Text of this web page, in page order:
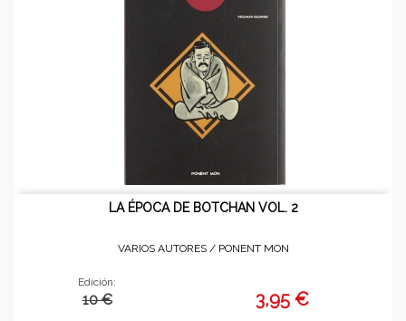
LA ÉPOCA DE BOTCHAN VOL. 2
VARIOS AUTORES / PONENT MON
Edición:
10 € 3,95 €